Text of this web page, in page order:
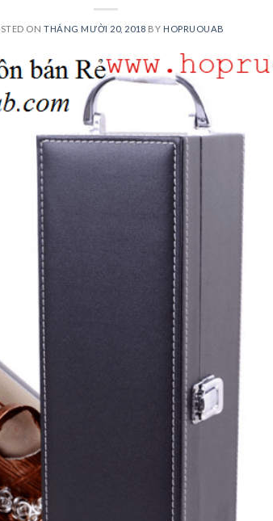
ONTHÁNG MƯỜI 20, 2018 BY HOPRUOUAB